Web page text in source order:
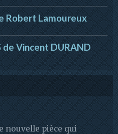
Robert Lamoureux
de Vincent DURAND
nouvelle pièce qui